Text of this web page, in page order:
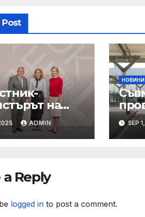
Post
на
работи
на
работи
ADMIN
НОВИНИ
наSEP
a Reply
logged in to post a comment.